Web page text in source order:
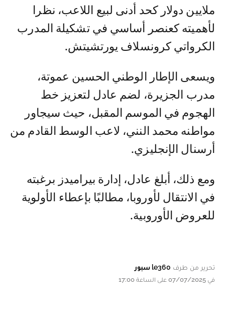
ملايين دولار كحد أدنى لبيع اللاعب، نظرا
لأهميته كعنصر أساسي في تشكيلة المدرب
الكرواتي كرونسلاف يورتشيتش.
ويسعى الإطار الوطني الحسين عموتة،
مدرب الجزيرة، لضم عادل لتعزيز خط
الهجوم في الموسم المقبل، حيث سيجاور
مواطنه محمد النني، لاعب الوسط القادم من
أرسنال الإنجليزي.
ومع ذلك، أبلغ عادل، إدارة بيراميدز برغبته
في الانتقال لأوروبا، مطالبًا بإعطاء الأولوية
للعروض الأوروبية.
تحرير من طرف le360 سبور
في 07/07/2025 على الساعة 17:00